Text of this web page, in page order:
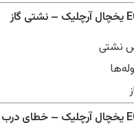
نشتی